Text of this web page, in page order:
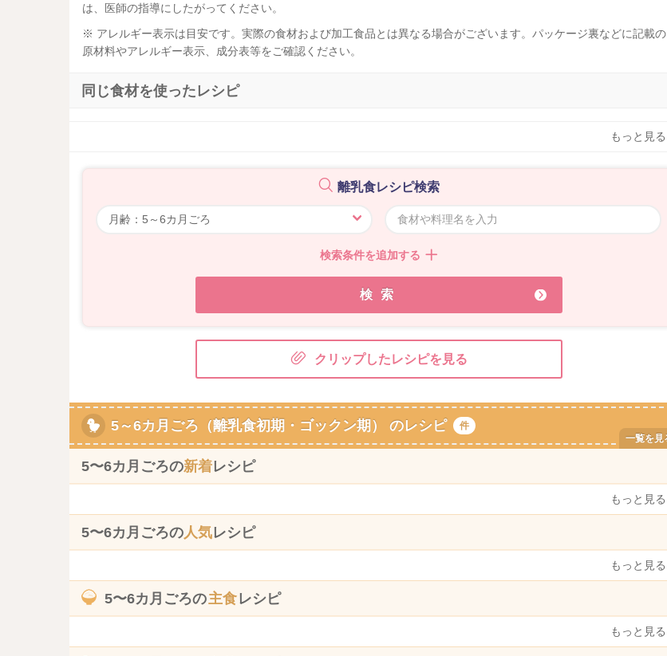
は、医師の指導にしたがってください。
※ アレルギー表示は目安です。実際の食材および加工食品とは異なる場合がございます。パッケージ裏などに記載の
原材料やアレルギー表示、成分表等をご確認ください。
同じ食材を使ったレシピ
もっと見る
離乳食レシピ検索
検索条件を追加する
検索
クリップしたレシピを見る
5～6カ月ごろ（離乳食初期・ゴックン期） のレシピ 件
5〜6カ月ごろの新着レシピ
もっと見る
5〜6カ月ごろの人気レシピ
もっと見る
5〜6カ月ごろの主食レシピ
もっと見る